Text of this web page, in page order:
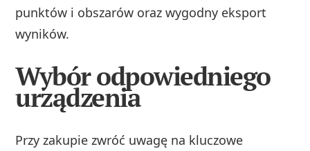
punktów i obszarów oraz wygodny eksport
wyników.
Wybór odpowiedniego
urządzenia
Przy zakupie zwróć uwagę na kluczowe